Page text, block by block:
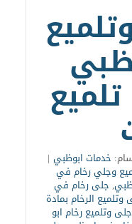
تلميع
خدمات ابوظبي |
وجلي رخام في
, جلى رخام في
وتلميع الرخام بمادة
جلى وتلميع رخام ابو